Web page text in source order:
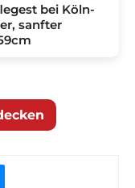
bei Köln-
sanfter